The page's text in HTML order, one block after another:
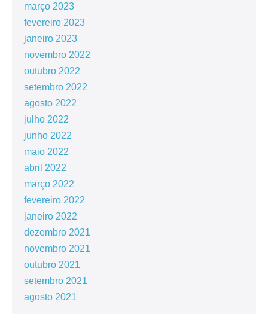
março 2023
fevereiro 2023
janeiro 2023
novembro 2022
outubro 2022
setembro 2022
agosto 2022
julho 2022
junho 2022
maio 2022
abril 2022
março 2022
fevereiro 2022
janeiro 2022
dezembro 2021
novembro 2021
outubro 2021
setembro 2021
agosto 2021